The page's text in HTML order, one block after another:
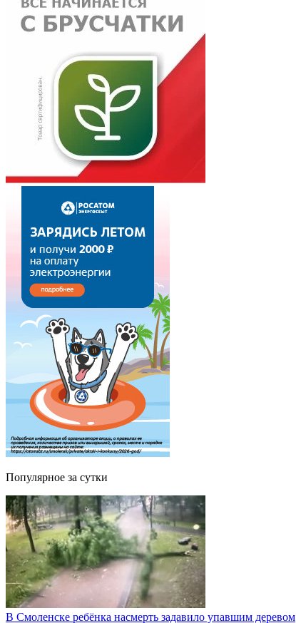
Популярное за сутки
В Смоленске ребёнка насмерть задавило упавшим деревом